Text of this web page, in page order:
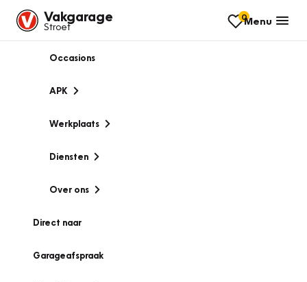
Vakgarage
Stroet
0Menu
Occasions
APK
Werkplaats
Diensten
Over ons
Direct naar
Garageafspraak